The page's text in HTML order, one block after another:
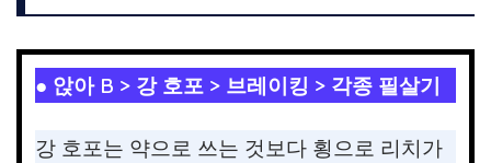
● 앉아 B > 강 호포 > 브레이킹 > 각종 필살기
강 호포는 약으로 쓰는 것보다 횡으로 리치가